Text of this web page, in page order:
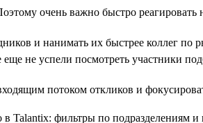
очень важно быстро реагировать
и нанимать их быстрее коллег
не успели посмотреть участники
потоком откликов и